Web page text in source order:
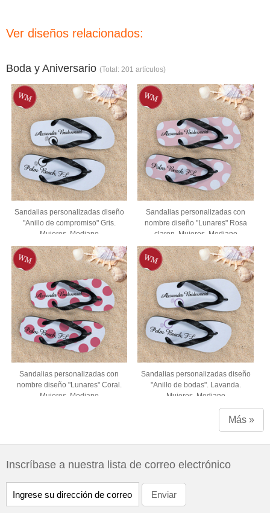
Ver diseños relacionados:
Boda y Aniversario (Total: 201 artículos)
Sandalias personalizadas diseño
"Anillo de compromiso" Gris.
Mujeres. Mediano
Sandalias personalizadas con
nombre diseño "Lunares" Rosa
claron. Mujeres. Mediano
Sandalias personalizadas con
nombre diseño "Lunares" Coral.
Mujeres. Mediano
Sandalias personalizadas diseño
"Anillo de bodas". Lavanda.
Mujeres. Mediano
Más »
Inscríbase a nuestra lista de correo electrónico